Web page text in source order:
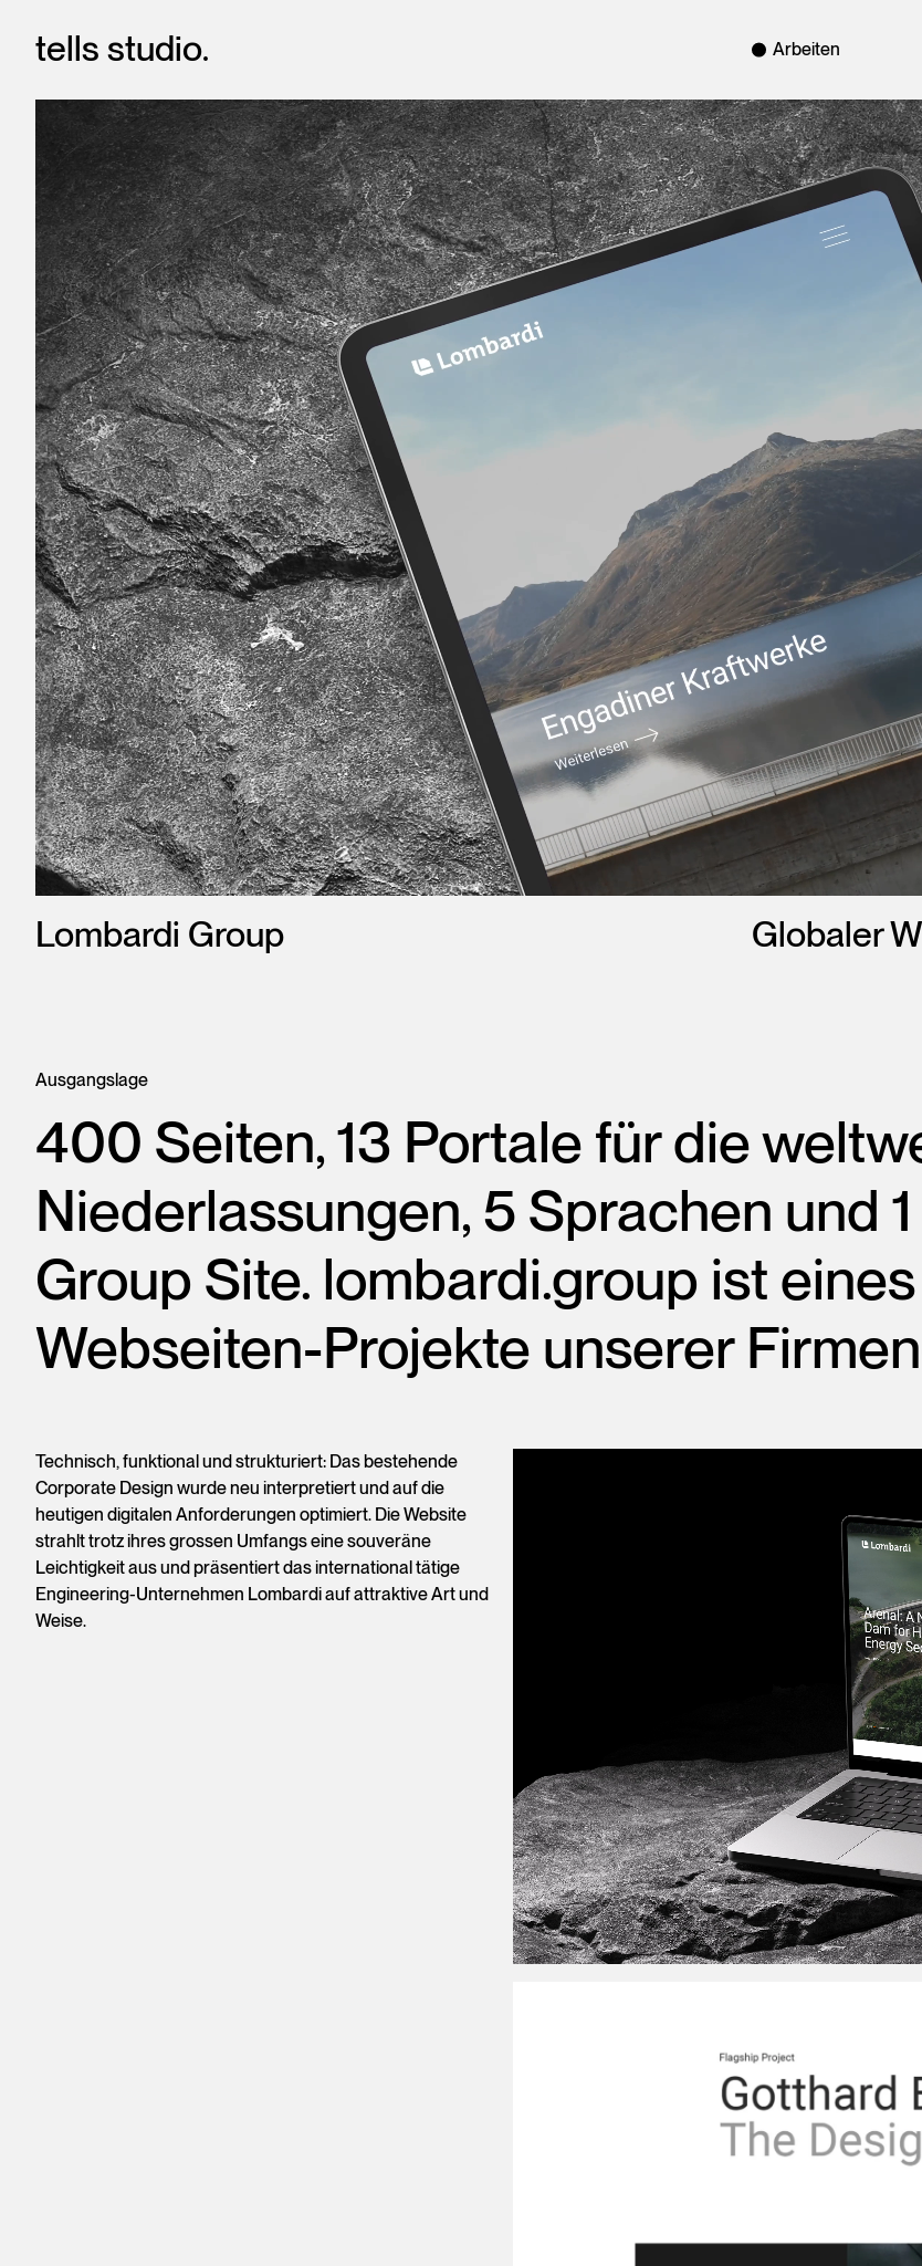
tells studio. Arbeiten
Lombardi Website
Lombardi Group Globaler
Ausgangslage
400 Seiten, 13 Portale für die
Niederlassungen, 5 Sprachen und
Group Site. lombardi.group ist
Webseiten-Projekte unserer
Technisch, funktional und strukturiert: Das bestehende
Corporate Design wurde neu interpretiert und auf die
heutigen digitalen Anforderungen optimiert. Die Website
strahlt trotz ihres grossen Umfangs eine souveräne
Leichtigkeit aus und präsentiert das international tätige
Engineering-Unternehmen Lombardi auf attraktive Art und
Weise.